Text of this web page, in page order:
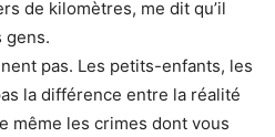
de kilomètres, me dit qu’il
gens.
pas. Les petits-enfants, les
la différence entre la réalité
même les crimes dont vous